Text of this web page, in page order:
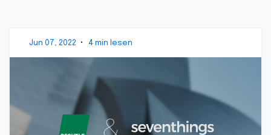
Jun 07, 2022 • 4 min lesen